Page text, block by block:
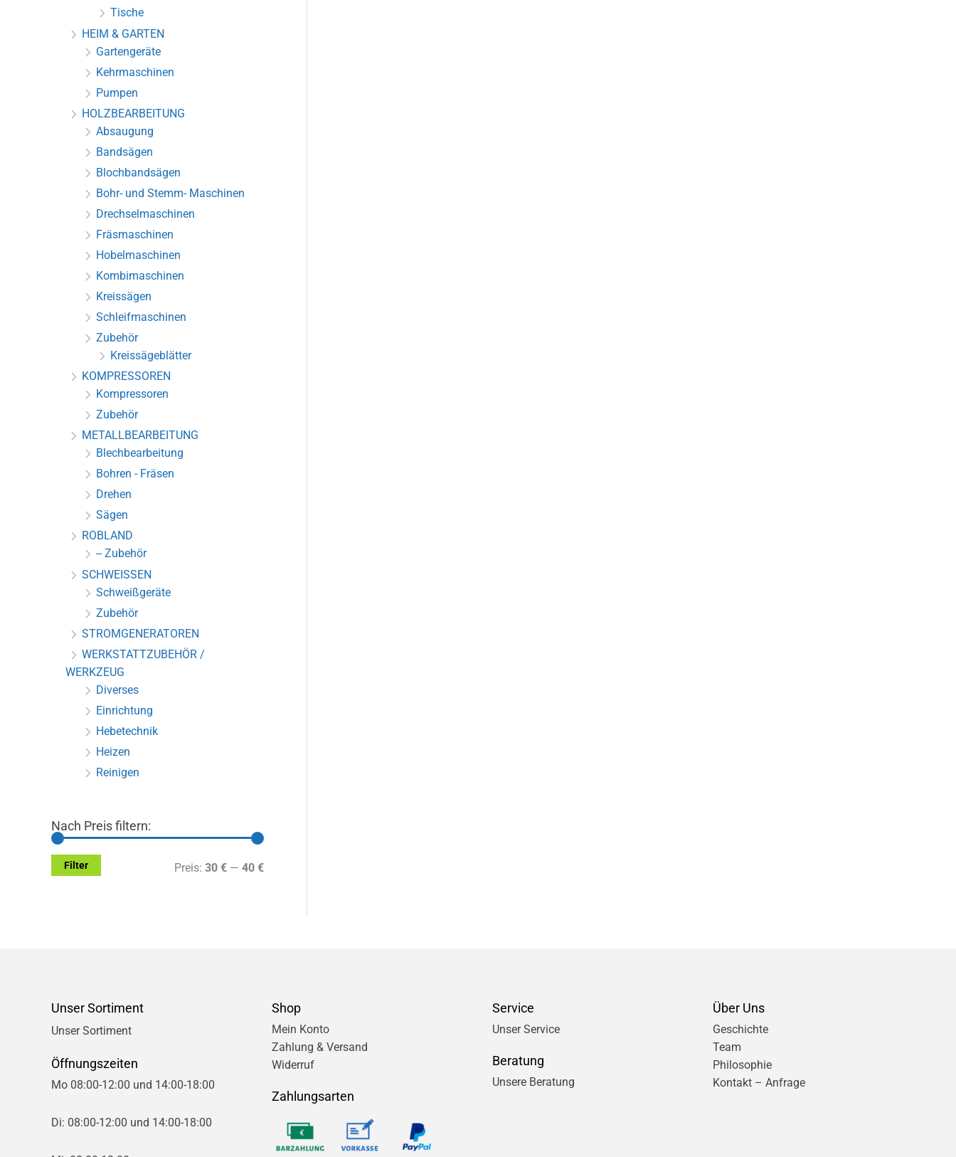
Tische
HEIM & GARTEN
Gartengeräte
Kehrmaschinen
Pumpen
HOLZBEARBEITUNG
Absaugung
Bandsägen
Blochbandsägen
Bohr- und Stemm- Maschinen
Drechselmaschinen
Fräsmaschinen
Hobelmaschinen
Kombimaschinen
Kreissägen
Schleifmaschinen
Zubehör
Kreissägeblätter
KOMPRESSOREN
Kompressoren
Zubehör
METALLBEARBEITUNG
Blechbearbeitung
Bohren - Fräsen
Drehen
Sägen
ROBLAND
-- Zubehör
SCHWEISSEN
Schweißgeräte
Zubehör
STROMGENERATOREN
WERKSTATTZUBEHÖR /
WERKZEUG
Diverses
Einrichtung
Hebetechnik
Heizen
Reinigen
Nach Preis filtern:
M
M
Filter Preis: 30 € — 40 €
Unser Sortiment
Unser Sortiment
Öffnungszeiten
Mo 08:00-12:00 und 14:00-18:00
Di: 08:00-12:00 und 14:00-18:00
Shop
Mein Konto
Zahlung & Versand
Widerruf
Zahlungsarten
Service
Unser Service
Beratung
Unsere Beratung
Über Uns
Geschichte
Team
Philosophie
Kontakt – Anfrage